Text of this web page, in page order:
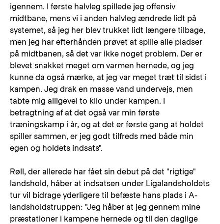
igennem. I første halvleg spillede jeg offensiv
midtbane, mens vi i anden halvleg ændrede lidt på
systemet, så jeg her blev trukket lidt længere tilbage,
men jeg har efterhånden prøvet at spille alle pladser
på midtbanen, så det var ikke noget problem. Der er
blevet snakket meget om varmen hernede, og jeg
kunne da også mærke, at jeg var meget træt til sidst i
kampen. Jeg drak en masse vand undervejs, men
tabte mig alligevel to kilo under kampen. I
betragtning af at det også var min første
træningskamp i år, og at det er første gang at holdet
spiller sammen, er jeg godt tilfreds med både min
egen og holdets indsats".
Røll, der allerede har fået sin debut på det "rigtige"
landshold, håber at indsatsen under Ligalandsholdets
tur vil bidrage yderligere til befæste hans plads i A-
landsholdstruppen: "Jeg håber at jeg gennem mine
præstationer i kampene hernede og til den daglige